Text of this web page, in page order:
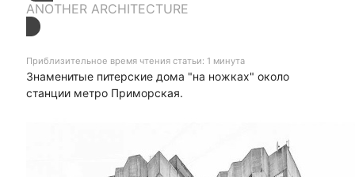
ANOTHER ARCHITECTURE
Приблизительное время чтения статьи: 1 минута
Знаменитые питерские дома "на ножках" около
станции метро Приморская.